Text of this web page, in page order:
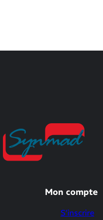
Mon compte
S’inscrire